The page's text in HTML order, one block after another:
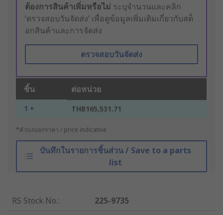
ต้องการสินค้าเพิ่มหรือไม่ ระบุจำนวนและคลิก
‘ตรวจสอบวันจัดส่ง’ เพื่อดูข้อมูลเพิ่มเติมเกี่ยวกับสต็
อกสินค้าและการจัดส่ง
ตรวจสอบวันจัดส่ง
ชิ้น ต่อหน่วย
1 + THB165,531.71
*ตัวบ่งบอกราคา / price indicative
บันทึกในรายการชิ้นส่วน / Save to a parts
list
RS Stock No.:
225-9735